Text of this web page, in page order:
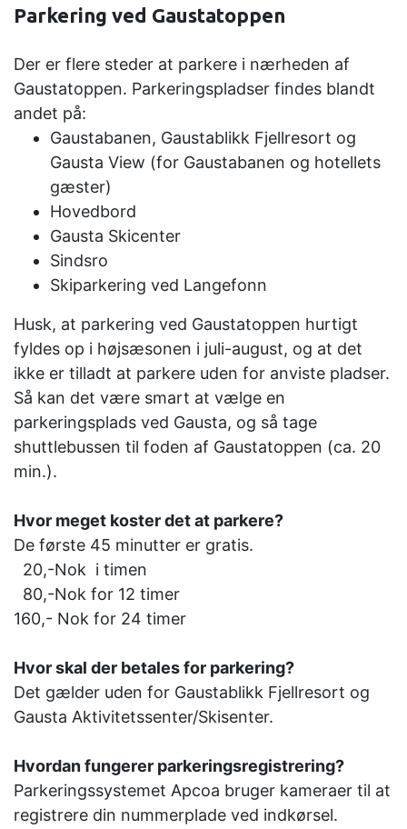
Parkering ved Gaustatoppen
Der er flere steder at parkere i nærheden af ​​
Gaustatoppen. Parkeringspladser findes blandt
andet på:
Gaustabanen, Gaustablikk Fjellresort og
Gausta View (for Gaustabanen og hotellets
gæster)
Hovedbord
Gausta Skicenter
Sindsro
Skiparkering ved Langefonn
Husk, at parkering ved Gaustatoppen hurtigt
fyldes op i højsæsonen i juli-august, og at det
ikke er tilladt at parkere uden for anviste pladser.
Så kan det være smart at vælge en
parkeringsplads ved Gausta, og så tage
shuttlebussen til foden af ​​Gaustatoppen (ca. 20
min.).
Hvor meget koster det at parkere?
De første 45 minutter er gratis.
20,-Nok i timen
80,-Nok for 12 timer
160,- Nok for 24 timer
Hvor skal der betales for parkering?
Det gælder uden for Gaustablikk Fjellresort og
Gausta Aktivitetssenter/Skisenter.
Hvordan fungerer parkeringsregistrering?
Parkeringssystemet Apcoa bruger kameraer til at
registrere din nummerplade ved indkørsel.